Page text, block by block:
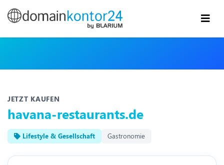
JETZT KAUFEN
havana-restaurants.de
Lifestyle & Gesellschaft Gastronomie